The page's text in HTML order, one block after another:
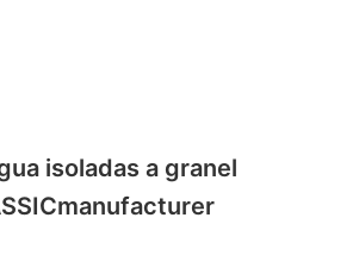
isoladas a granel